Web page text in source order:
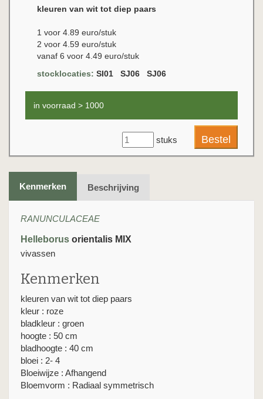
kleuren van wit tot diep paars
1 voor 4.89 euro/stuk
2 voor 4.59 euro/stuk
vanaf 6 voor 4.49 euro/stuk
stocklocaties: SI01 SJ06 SJ06
in voorraad > 1000
stuks
Kenmerken Beschrijving
RANUNCULACEAE
Helleborus orientalis MIX
vivassen
Kenmerken
kleuren van wit tot diep paars
kleur : roze
bladkleur : groen
hoogte : 50 cm
bladhoogte : 40 cm
bloei : 2- 4
Bloeiwijze : Afhangend
Bloemvorm : Radiaal symmetrisch